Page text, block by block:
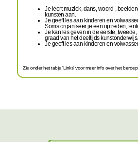
Je leert muziek, dans, woord-,
kunsten aan.
Je geeft les aan kinderen en
Soms organiseer je een optreden,
Je kan les geven in de eerste,
graad van het deeltijds kunstonderwijs.
Je geeft les aan kinderen en
Zie onder het tabje 'Links' voor meer info over het